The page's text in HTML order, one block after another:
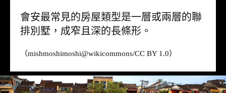
會安最常見的房屋類型是一層或兩層的聯
排別墅，成窄且深的長條形。
（mishmoshimoshi@wikicommons/CC BY 1.0）